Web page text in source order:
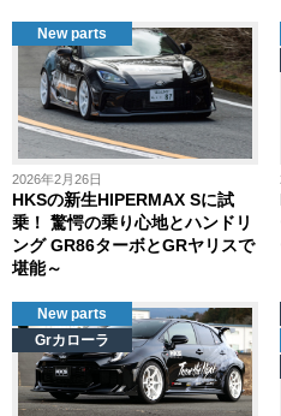
2026年2月26日
HKSの新生HIPERMAX Sに試
乗！ 驚愕の乗り心地とハンドリ
ング GR86ターボとGRヤリスで
堪能～
New parts
New parts
Grカローラ